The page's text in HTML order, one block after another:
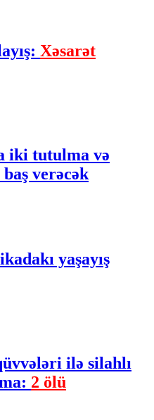
Xəsarət
iki tutulma və
baş verəcək
yaşayış
ilə silahlı
2 ölü